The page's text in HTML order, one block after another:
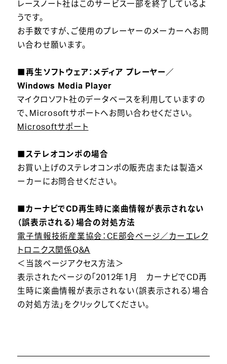
レースノート社はこのサービス一部を終了しているよ
うです。
お手数ですが、ご使用のプレーヤーのメーカーへお問
い合わせ願います。
■再生ソフトウェア：メディア プレーヤー／
Windows Media Player
マイクロソフト社のデータベースを利用していますの
で、Microsoftサポートへお問い合わせください。
Microsoftサポート
■ステレオコンポの場合
お買い上げのステレオコンポの販売店または製造メ
ーカーにお問合せください。
■カーナビでCD再生時に楽曲情報が表示されない
（誤表示される）場合の対処方法
電子情報技術産業協会：CE部会ページ／カーエレク
トロニクス関係Q&A
＜当該ページアクセス方法＞
表示されたページの「2012年1月 カーナビでCD再
生時に楽曲情報が表示されない（誤表示される）場合
の対処方法」をクリックしてください。